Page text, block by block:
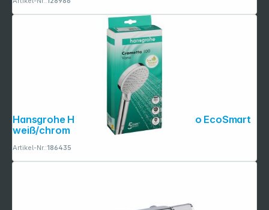
Hansgrohe Handbrause Crometta Vario EcoSmart
weiß/chrom
Artikel-Nr.:186435